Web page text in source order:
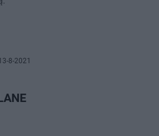
8-2021